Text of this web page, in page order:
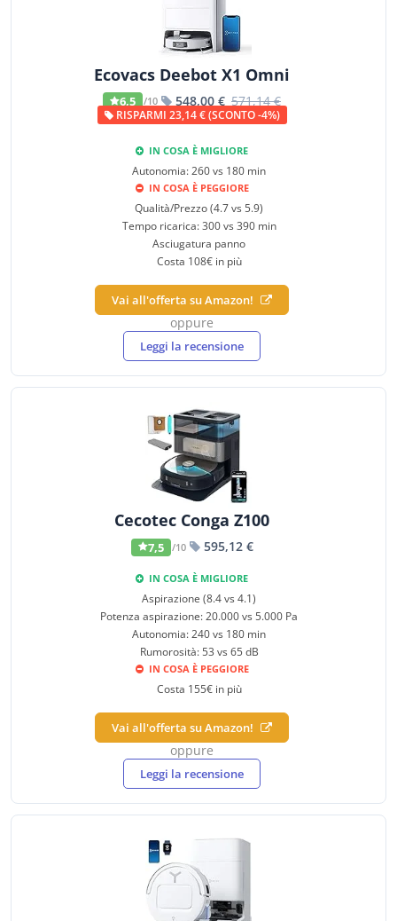
Ecovacs Deebot X1 Omni
6,5 /10 548,00 € 571,14 €
RISPARMI 23,14 € (SCONTO -4%)
IN COSA È MIGLIORE
Autonomia: 260 vs 180 min
IN COSA È PEGGIORE
Qualità/Prezzo (4.7 vs 5.9)
Tempo ricarica: 300 vs 390 min
Asciugatura panno
Costa 108€ in più
Vai all'offerta su Amazon!
oppure
Leggi la recensione
Cecotec Conga Z100
7,5 /10 595,12 €
IN COSA È MIGLIORE
Aspirazione (8.4 vs 4.1)
Potenza aspirazione: 20.000 vs 5.000 Pa
Autonomia: 240 vs 180 min
Rumorosità: 53 vs 65 dB
IN COSA È PEGGIORE
Costa 155€ in più
Vai all'offerta su Amazon!
oppure
Leggi la recensione